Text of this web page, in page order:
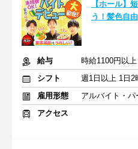
【ホール】
う！髪色自由
給与
時給1100円以
シフト
雇用形態
アルバイト・パ
アクセス